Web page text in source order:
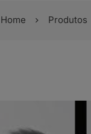
Home Produtos